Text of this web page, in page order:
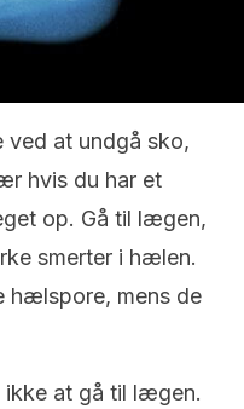
at undgå sko,
hvis du har et
op. Gå til lægen,
smerter i hælen.
hælspore, mens de
ikke at gå til lægen.